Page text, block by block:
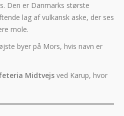
Den er Danmarks største
lag af vulkansk aske, der ses
mole.
byer på Mors, hvis navn er
Midtvejs ved Karup, hvor